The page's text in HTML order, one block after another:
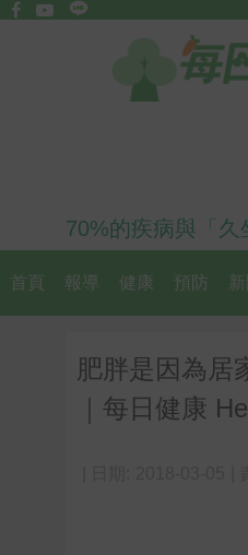
70%的疾病與「久
首頁 報導 健康 預防 新
肥胖是因為居
｜每日健康